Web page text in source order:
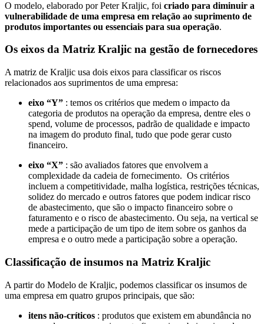
O modelo, elaborado por Peter Kraljic, foi criado para diminuir a
vulnerabilidade de uma empresa em relação ao suprimento de
produtos importantes ou essenciais para sua operação.
Os eixos da Matriz Kraljic na gestão de fornecedores
A matriz de Kraljic usa dois eixos para classificar os riscos
relacionados aos suprimentos de uma empresa:
eixo “Y” : temos os critérios que medem o impacto da
categoria de produtos na operação da empresa, dentre eles o
spend, volume de processos, padrão de qualidade e impacto
na imagem do produto final, tudo que pode gerar custo
financeiro.
eixo “X” : são avaliados fatores que envolvem a
complexidade da cadeia de fornecimento. Os critérios
incluem a competitividade, malha logística, restrições técnicas,
solidez do mercado e outros fatores que podem indicar risco
de abastecimento, que são o impacto financeiro sobre o
faturamento e o risco de abastecimento. Ou seja, na vertical se
mede a participação de um tipo de item sobre os ganhos da
empresa e o outro mede a participação sobre a operação.
Classificação de insumos na Matriz Kraljic
A partir do Modelo de Kraljic, podemos classificar os insumos de
uma empresa em quatro grupos principais, que são:
itens não-críticos : produtos que existem em abundância no